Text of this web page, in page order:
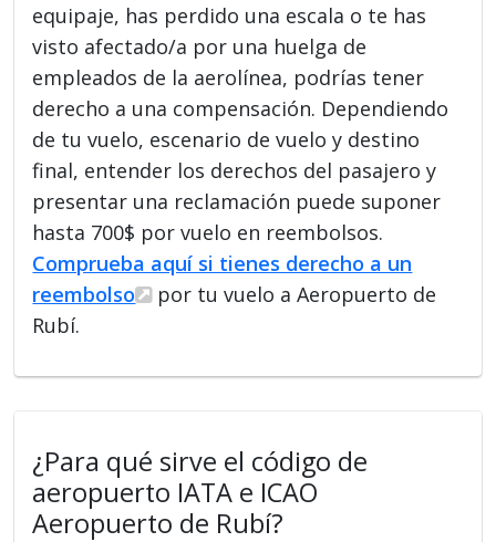
equipaje, has perdido una escala o te has
visto afectado/a por una huelga de
empleados de la aerolínea, podrías tener
derecho a una compensación. Dependiendo
de tu vuelo, escenario de vuelo y destino
final, entender los derechos del pasajero y
presentar una reclamación puede suponer
hasta 700$ por vuelo en reembolsos.
Comprueba aquí si tienes derecho a un
reembolso
por tu vuelo a Aeropuerto de
Rubí.
¿Para qué sirve el código de
aeropuerto IATA e ICAO
Aeropuerto de Rubí?